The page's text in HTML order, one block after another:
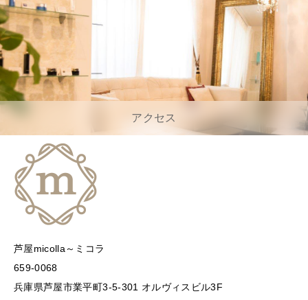
アクセス
芦屋micolla～ミコラ
659-0068
兵庫県芦屋市業平町3-5-301 オルヴィスビル3F